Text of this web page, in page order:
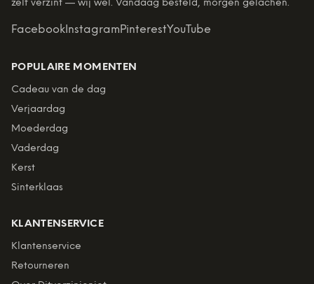
zelf verzint — wij wel. Vandaag besteld, morgen gelachen.
Facebook InstagramPinterestYouTube
POPULAIRE MOMENTEN
Cadeau van de dag
Verjaardag
Moederdag
Vaderdag
Kerst
Sinterklaas
KLANTENSERVICE
Klantenservice
Retourneren